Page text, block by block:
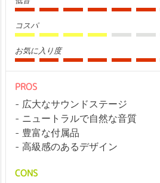
コスパ
お気に入り度
PROS
広大なサウンドステージ
ニュートラルで自然な音質
豊富な付属品
高級感のあるデザイン
CONS